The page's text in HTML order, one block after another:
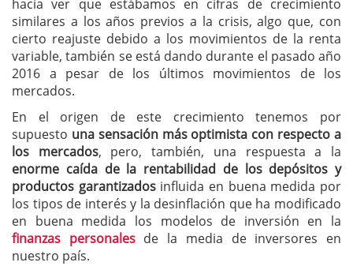
hacía ver que estábamos en cifras de crecimiento
similares a los años previos a la crisis, algo que, con
cierto reajuste debido a los movimientos de la renta
variable, también se está dando durante el pasado año
2016 a pesar de los últimos movimientos de los
mercados.
En el origen de este crecimiento tenemos por
supuesto una sensación más optimista con respecto a
los mercados, pero, también, una respuesta a la
enorme caída de la rentabilidad de los depósitos y
productos garantizadosinfluida en buena medida por
los tipos de interés y la desinflación que ha modificado
en buena medida los modelos de inversión en la
finanzas personalesde la media de inversores en
nuestro país.